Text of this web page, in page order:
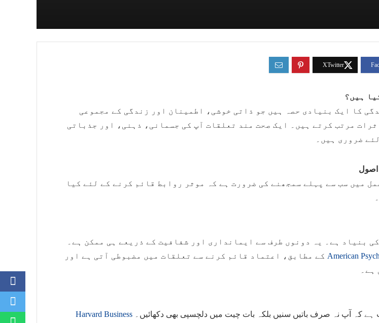
ہیں؟
کا ایک بنیادی حصہ ہیں جو ذاتی خوشی، اطمینان اور زندگی کے مجموعی
مرتب کرتے ہیں۔ ایک صحت مند تعلقات آپ کی جسمانی، ذہنی، اور جذباتی
ضروری ہیں۔
اصول
میں سب سے پہلے سمجھنے کی ضرورت ہے کہ موثر روابط قائم کرنے کے لئے کیا
بنیاد ہے۔ یہ دونوں طرف سے ایمانداری اور شفافیت کے ذریعے ہی ممکن ہے۔
American کے مطابق، اعتماد قائم کرنے سے تعلقات میں مضبوطی آتی ہے اور
کہ آپ نہ صرف باتیں سنیں بلکہ بات چیت میں دلچسپی بھی دکھائیں۔ Harvard Business